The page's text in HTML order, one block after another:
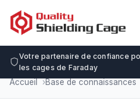
Votre partenaire de confiance
les cages de Faraday
Accueil Base de connaissances